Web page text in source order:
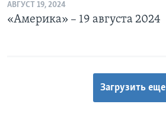
АВГУСТ 19, 2024
«Америка» – 19 августа 2024
Загрузить еще